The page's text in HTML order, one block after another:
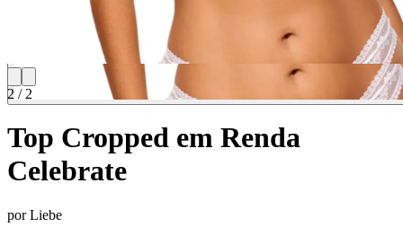
2 / 2
Top Cropped em Renda
Celebrate
porLiebe